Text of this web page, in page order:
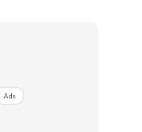
Ads